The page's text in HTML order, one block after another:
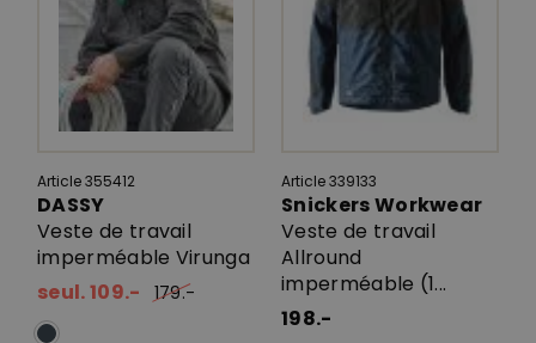
Article 355412
DASSY
Veste de travail
imperméable Virunga
seul. 109.-
179.-
Article 339133
Snickers Workwear
Veste de travail
Allround
imperméable (1...
198.-